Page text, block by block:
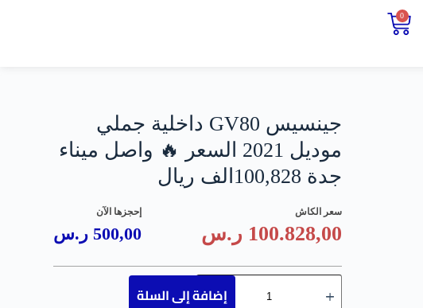
0
جينسيس GV80 داخلية جملي
موديل 2021 السعر 🔥 واصل ميناء
جدة 100,828الف ريال
500,00 ر.س
إحجزها الآن
100.828,00 ر.س
سعر الكاش
إضافة إلى السلة